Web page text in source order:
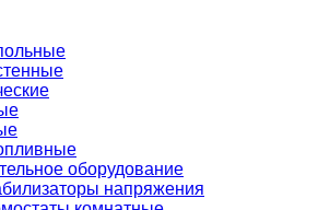
оборудование
напряжения